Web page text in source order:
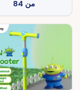
من 84